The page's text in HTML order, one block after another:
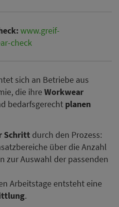
www.greif-
check
sich an Betriebe aus
die ihre Workwear
bedarfsgerecht planen
Schritt durch den Prozess:
über die Anzahl
zur Auswahl der passenden
Arbeitstage entsteht eine
.